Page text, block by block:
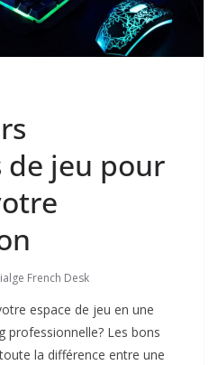
de jeu pour
French Desk
espace de jeu en une
professionnelle? Les bons
la différence entre une